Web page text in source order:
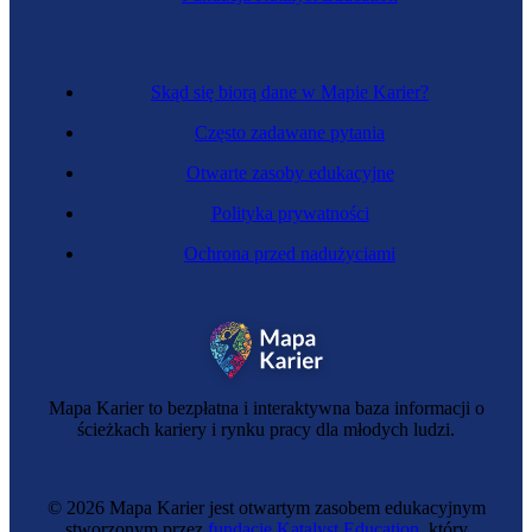
Mapa Karier to bezpłatna i interaktywna baza informacji o
ścieżkach kariery i rynku pracy dla młodych ludzi.
Skąd się biorą dane w Mapie Karier?
Często zadawane pytania
Otwarte zasoby edukacyjne
Polityka prywatności
Ochrona przed nadużyciami
© 2026 Mapa Karier jest otwartym zasobem edukacyjnym